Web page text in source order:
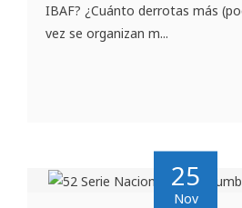
IBAF? ¿Cuánto derrotas más
vez se organizan m...
25
Nov